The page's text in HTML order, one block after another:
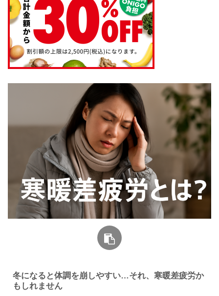
冬になると体調を崩しやすい…それ、寒暖差疲労か
もしれません